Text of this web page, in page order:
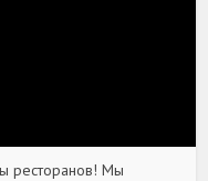
ресторанов! Мы